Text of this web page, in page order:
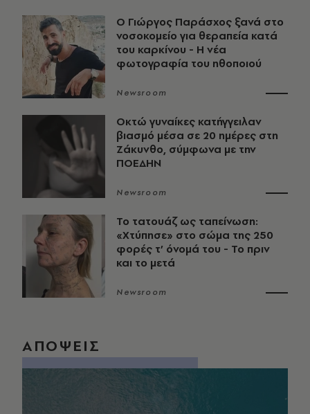
O Γιώργος Παράσχος ξανά στο
νοσοκομείο για θεραπεία κατά
του καρκίνου - Η νέα
φωτογραφία του ηθοποιού
Newsroom
Οκτώ γυναίκες κατήγγειλαν
βιασμό μέσα σε 20 ημέρες στη
Ζάκυνθο, σύμφωνα με την
ΠΟΕΔΗΝ
Newsroom
Το τατουάζ ως ταπείνωση:
«Χτύπησε» στο σώμα της 250
φορές τ’ όνομά του - Το πριν
και το μετά
Newsroom
ΑΠΟΨΕΙΣ